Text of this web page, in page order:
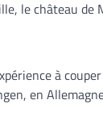
le château de
à
en